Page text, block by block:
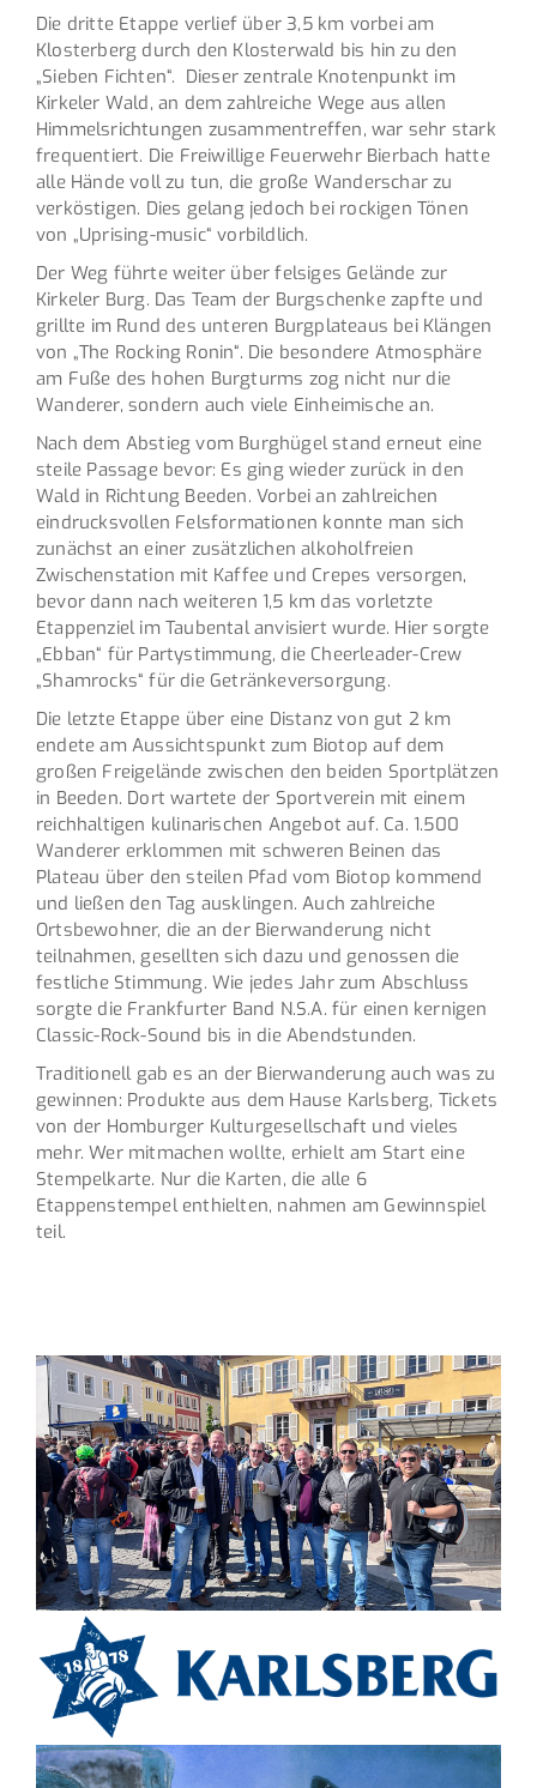
Die dritte Etappe verlief über 3,5 km vorbei am
Klosterberg durch den Klosterwald bis hin zu den
„Sieben Fichten“. Dieser zentrale Knotenpunkt im
Kirkeler Wald, an dem zahlreiche Wege aus allen
Himmelsrichtungen zusammentreffen, war sehr stark
frequentiert. Die Freiwillige Feuerwehr Bierbach hatte
alle Hände voll zu tun, die große Wanderschar zu
verköstigen. Dies gelang jedoch bei rockigen Tönen
von „Uprising-music“ vorbildlich.
Der Weg führte weiter über felsiges Gelände zur
Kirkeler Burg. Das Team der Burgschenke zapfte und
grillte im Rund des unteren Burgplateaus bei Klängen
von „The Rocking Ronin“. Die besondere Atmosphäre
am Fuße des hohen Burgturms zog nicht nur die
Wanderer, sondern auch viele Einheimische an.
Nach dem Abstieg vom Burghügel stand erneut eine
steile Passage bevor: Es ging wieder zurück in den
Wald in Richtung Beeden. Vorbei an zahlreichen
eindrucksvollen Felsformationen konnte man sich
zunächst an einer zusätzlichen alkoholfreien
Zwischenstation mit Kaffee und Crepes versorgen,
bevor dann nach weiteren 1,5 km das vorletzte
Etappenziel im Taubental anvisiert wurde. Hier sorgte
„Ebban“ für Partystimmung, die Cheerleader-Crew
„Shamrocks“ für die Getränkeversorgung.
Die letzte Etappe über eine Distanz von gut 2 km
endete am Aussichtspunkt zum Biotop auf dem
großen Freigelände zwischen den beiden Sportplätzen
in Beeden. Dort wartete der Sportverein mit einem
reichhaltigen kulinarischen Angebot auf. Ca. 1.500
Wanderer erklommen mit schweren Beinen das
Plateau über den steilen Pfad vom Biotop kommend
und ließen den Tag ausklingen. Auch zahlreiche
Ortsbewohner, die an der Bierwanderung nicht
teilnahmen, gesellten sich dazu und genossen die
festliche Stimmung. Wie jedes Jahr zum Abschluss
sorgte die Frankfurter Band N.S.A. für einen kernigen
Classic-Rock-Sound bis in die Abendstunden.
Traditionell gab es an der Bierwanderung auch was zu
gewinnen: Produkte aus dem Hause Karlsberg, Tickets
von der Homburger Kulturgesellschaft und vieles
mehr. Wer mitmachen wollte, erhielt am Start eine
Stempelkarte. Nur die Karten, die alle 6
Etappenstempel enthielten, nahmen am Gewinnspiel
teil.